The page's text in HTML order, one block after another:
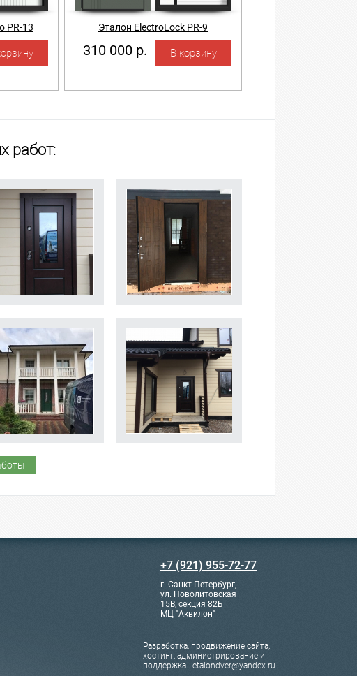
PR-13 Эталон ElectroLock PR-9
310 000 р.
работ:
+7 (921) 955-72-77
г. Санкт-Петербург,
ул. Новолитовская
15В, секция 82Б
МЦ "Аквилон"
Разработка, продвижение сайта,
хостинг, администрирование и
поддержка - etalondver@yandex.ru